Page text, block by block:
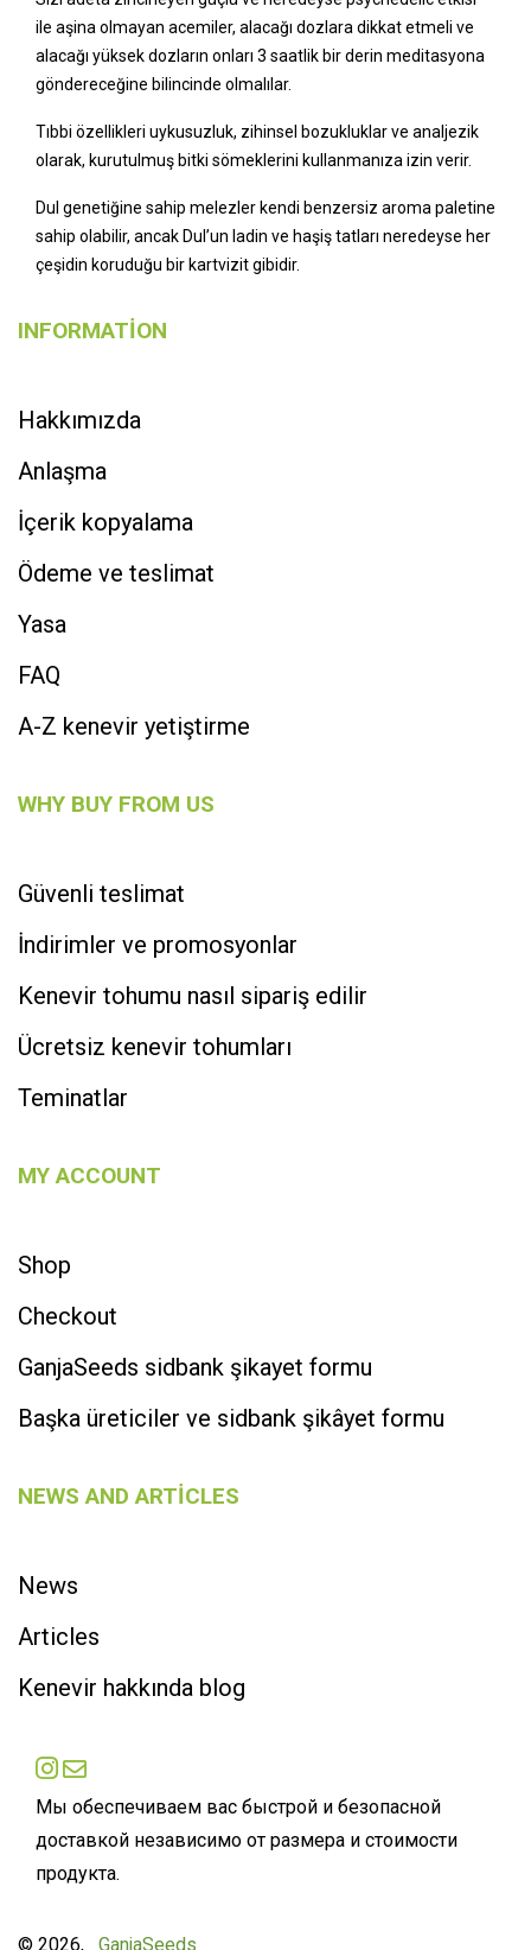
ile aşina olmayan acemiler, alacağı dozlara dikkat etmeli ve
alacağı yüksek dozların onları 3 saatlik bir derin meditasyona
göndereceğine bilincinde olmalılar.
Tıbbi özellikleri uykusuzluk, zihinsel bozukluklar ve analjezik
olarak, kurutulmuş bitki sömeklerini kullanmanıza izin verir.
Dul genetiğine sahip melezler kendi benzersiz aroma paletine
sahip olabilir, ancak Dul’un ladin ve haşiş tatları neredeyse her
çeşidin koruduğu bir kartvizit gibidir.
INFORMATION
Hakkımızda
Anlaşma
İçerik kopyalama
Ödeme ve teslimat
Yasa
FAQ
A-Z kenevir yetiştirme
WHY BUY FROM US
Güvenli teslimat
İndirimler ve promosyonlar
Kenevir tohumu nasıl sipariş edilir
Ücretsiz kenevir tohumları
Teminatlar
MY ACCOUNT
Shop
Checkout
GanjaSeeds sidbank şikayet formu
Başka üreticiler ve sidbank şikâyet formu
NEWS AND ARTICLES
News
Articles
Kenevir hakkında blog
Мы обеспечиваем вас быстрой и безопасной
доставкой независимо от размера и стоимости
продукта.
© 2026, GanjaSeeds